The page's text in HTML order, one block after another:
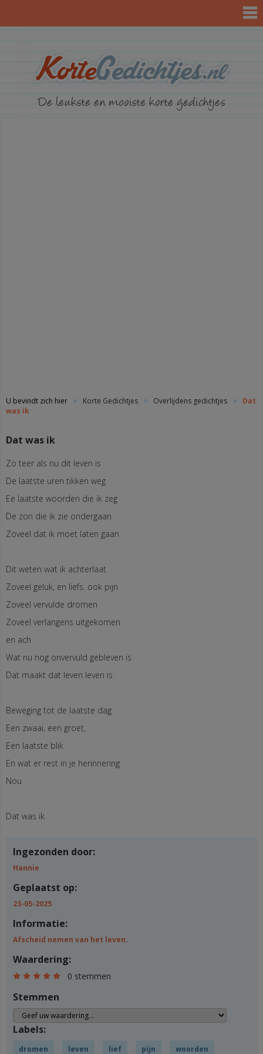
De leukste en mooiste korte gedichtjes
U bevindt zich hier Korte Gedichtjes Overlijdens gedichtjes
Dat
was ik
Dat was ik
Zo teer als nu dit leven is
De laatste uren tikken weg
Ee laatste woorden die ik zeg
De zon die ik zie ondergaan
Zoveel dat ik moet laten gaan
Dit weten wat ik achterlaat
Zoveel geluk, en liefs. ook pijn
Zoveel vervulde dromen
Zoveel verlangens uitgekomen
en ach
Wat nu nog onvervuld gebleven is
Dat maakt dat leven leven is
Beweging tot de laatste dag
Een zwaai, een groet,
Een laatste blik
En wat er rest in je herinnering
Nou
Dat was ik
Ingezonden door:
Hannie
Geplaatst op:
23-05-2025
Informatie:
Afscheid nemen van het leven.
Waardering:
0 stemmen
Stemmen
Labels:
dromen leven lief pijn woorden